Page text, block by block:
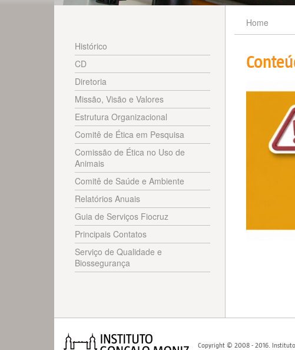
Histórico
CD
Diretoria
Missão, Visão e Valores
Estrutura Organizacional
Comitê de Ética em Pesquisa
Comissão de Ética no Uso de
Animais
Comitê de Saúde e Ambiente
Relatórios Anuais
Guia de Serviços Fiocruz
Principais Contatos
Serviço de Qualidade e
Biossegurança
Home
Copyright © 2008 - 2016. Instituto